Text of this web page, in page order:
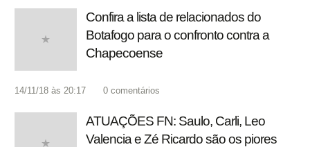
Confira a lista de relacionados do
Botafogo para o confronto contra a
Chapecoense
14/11/18 às 20:17 0 comentários
ATUAÇÕES FN: Saulo, Carli, Leo
Valencia e Zé Ricardo são os piores